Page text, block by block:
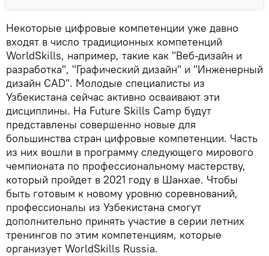
Некоторые цифровые компетенции уже давно
входят в число традиционных компетенций
WorldSkills, например, такие как "Веб-дизайн и
разработка", "Графический дизайн" и "Инженерный
дизайн CAD". Молодые специалисты из
Узбекистана сейчас активно осваивают эти
дисциплины. На Future Skills Camp будут
представлены совершенно новые для
большинства стран цифровые компетенции. Часть
из них вошли в программу следующего мирового
чемпионата по профессиональному мастерству,
который пройдет в 2021 году в Шанхае. Чтобы
быть готовым к новому уровню соревнований,
профессионалы из Узбекистана смогут
дополнительно принять участие в серии летних
тренингов по этим компетенциям, которые
организует WorldSkills Russia.